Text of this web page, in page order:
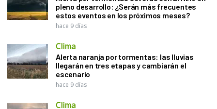
pleno desarrollo: ¿Serán más frecuentes
estos eventos en los próximos meses?
hace 9 días
Clima
Alerta naranja por tormentas: las lluvias
llegarán en tres etapas y cambiarán el
escenario
hace 9 días
Clima